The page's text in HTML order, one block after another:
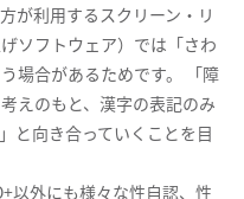
が利用するスクリーン・リ
ソフトウェア）では「さわ
場合があるためです。 「障
えのもと、漢字の表記のみ
と向き合っていくことを目
以外にも様々な性自認、性